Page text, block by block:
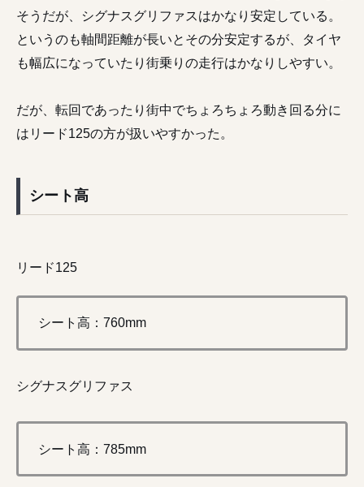
そうだが、シグナスグリファスはかなり安定している。
というのも軸間距離が長いとその分安定するが、タイヤ
も幅広になっていたり街乗りの走行はかなりしやすい。
だが、転回であったり街中でちょろちょろ動き回る分に
はリード125の方が扱いやすかった。
シート高
リード125
シート高：760mm
シグナスグリファス
シート高：785mm